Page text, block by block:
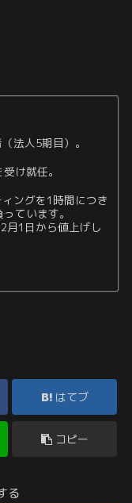
法人5期目）。
け就任。
ングを1時間につき
ています。
月1日から値上げし
はてブ
コピー
る